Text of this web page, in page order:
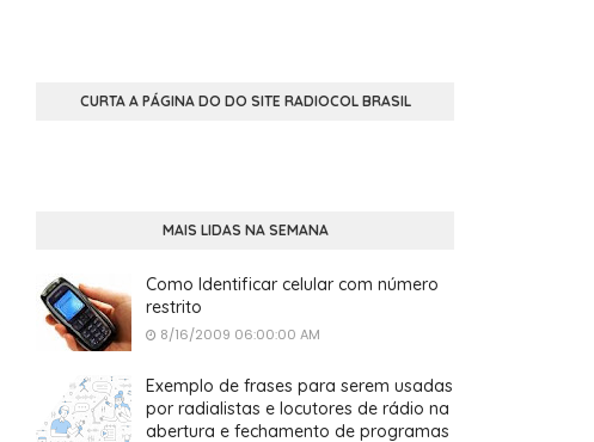
CURTA A PÁGINA DO DO SITE RADIOCOL BRASIL
MAIS LIDAS NA SEMANA
Como Identificar celular com número
restrito
8/16/2009 06:00:00 AM
Exemplo de frases para serem usadas
por radialistas e locutores de rádio na
abertura e fechamento de programas